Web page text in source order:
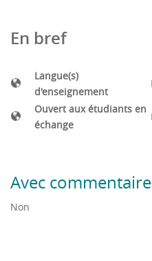
En bref
Langue(s)
d'enseignement
Ouvert aux étudiants en
échange
Avec
Non